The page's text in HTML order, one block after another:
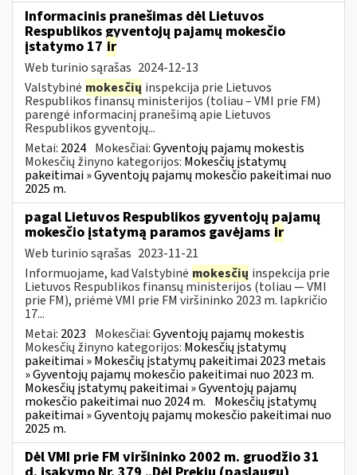
Informacinis pranešimas dėl Lietuvos
Respublikos gyventojų pajamų mokesčio
įstatymo 17 ir
Web turinio sąrašas 2024-12-13
Valstybinė mokesčių inspekcija prie Lietuvos
Respublikos finansų ministerijos (toliau – VMI prie FM)
parengė informacinį pranešimą apie Lietuvos
Respublikos gyventojų...
Metai: 2024 Mokesčiai:Gyventojų pajamų mokestis
Mokesčių žinyno kategorijos: Mokesčių įstatymų
pakeitimai » Gyventojų pajamų mokesčio pakeitimai nuo
2025 m.
pagal Lietuvos Respublikos gyventojų pajamų
mokesčio įstatymą paramos gavėjams ir
Web turinio sąrašas 2023-11-21
Informuojame, kad Valstybinė mokesčių inspekcija prie
Lietuvos Respublikos finansų ministerijos (toliau — VMI
prie FM), priėmė VMI prie FM viršininko 2023 m. lapkričio
17...
Metai: 2023 Mokesčiai:Gyventojų pajamų mokestis
Mokesčių žinyno kategorijos: Mokesčių įstatymų
pakeitimai » Mokesčių įstatymų pakeitimai 2023 metais
» Gyventojų pajamų mokesčio pakeitimai nuo 2023 m.
Mokesčių įstatymų pakeitimai » Gyventojų pajamų
mokesčio pakeitimai nuo 2024 m. Mokesčių įstatymų
pakeitimai » Gyventojų pajamų mokesčio pakeitimai nuo
2025 m.
Dėl VMI prie FM viršininko 2002 m. gruodžio 31